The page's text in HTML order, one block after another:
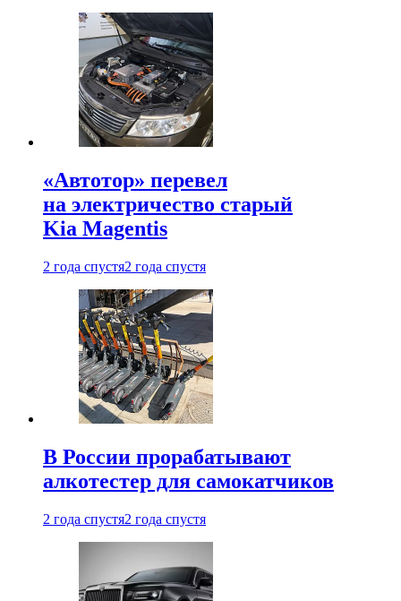
«Автотор» перевел
на электричество старый
Kia Magentis
2 года спустя2 года спустя
В России прорабатывают
алкотестер для самокатчиков
2 года спустя2 года спустя